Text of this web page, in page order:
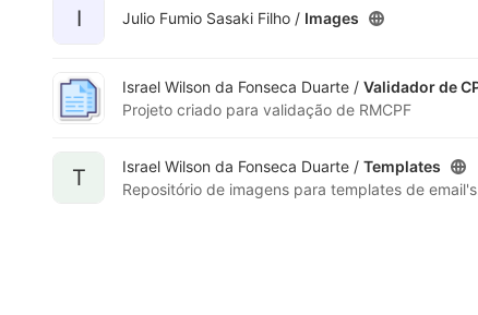
I Julio Fumio Sasaki Filho / Images
Israel Wilson da Fonseca Duarte / Validador de
Projeto criado para validação de RMCPF
T Israel Wilson da Fonseca Duarte / Templates
Repositório de imagens para templates de